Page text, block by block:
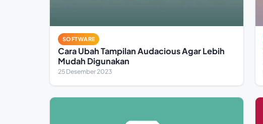
SOFTWARE
Cara Ubah Tampilan Audacious Agar Lebih
Mudah Digunakan
25 Desember 2023